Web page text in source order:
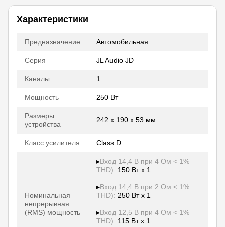
Характеристики
Предназначение Автомобильная
Серия JL Audio JD
Каналы 1
Мощность 250 Вт
Размеры
устройства
242 x 190 x 53 мм
Класс усилителя Class D
Номинальная
непрерывная
(RMS) мощность
▸Вход 14,4 В при 4 Ом < 1%
THD): 150 Вт x 1
▸Вход 14,4 В при 2 Ом < 1%
THD): 250 Вт x 1
▸Вход 12,5 В при 4 Ом < 1%
THD): 115 Вт x 1